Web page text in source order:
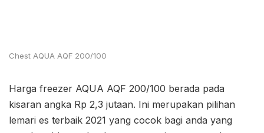
Chest AQUA AQF 200/100
Harga freezer AQUA AQF 200/100 berada pada
kisaran angka Rp 2,3 jutaan. Ini merupakan pilihan
lemari es terbaik 2021 yang cocok bagi anda yang